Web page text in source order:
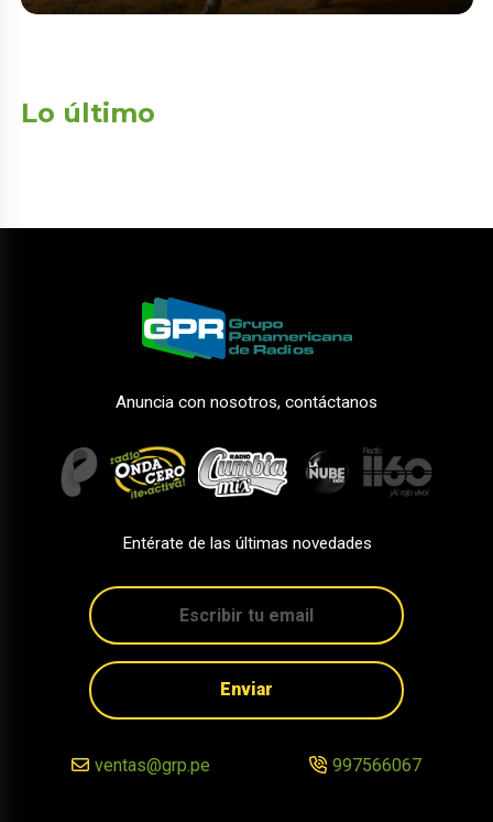
Lo último
Anuncia con nosotros, contáctanos
Entérate de las últimas novedades
Enviar
ventas@grp.pe 997566067